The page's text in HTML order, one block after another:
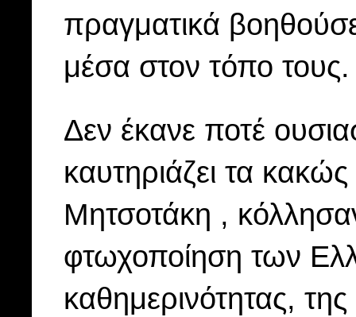
πραγματικά
μέσα στον τόπο τους.
Δεν έκανε ποτέ
καυτηριάζει τα
Μητσοτάκη ,
φτωχοποίηση των
καθημερινότητας,